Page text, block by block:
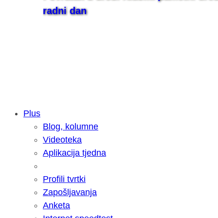
radni dan
Samsung otkrio kako je nastajala
razvoja donijelo tanje i izdržljivije
Plus
Blog, kolumne
Videoteka
Aplikacija tjedna
Profili tvrtki
Zapošljavanja
Anketa